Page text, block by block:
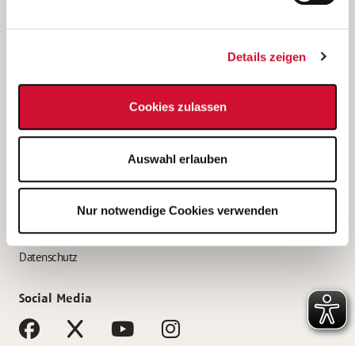
Details zeigen
Cookies zulassen
Auswahl erlauben
Nur notwendige Cookies verwenden
Bewerbung als Altenpflegehelfer*in
Bewerbung als Erzieher*in
AWO Gliederungen nach Bundesland
Impressum
Datenschutz
Social Media